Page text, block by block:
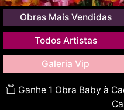
Obras Mais Vendidas
Todos Artistas
Galeria Vip
Ganhe 1 Obra Baby à